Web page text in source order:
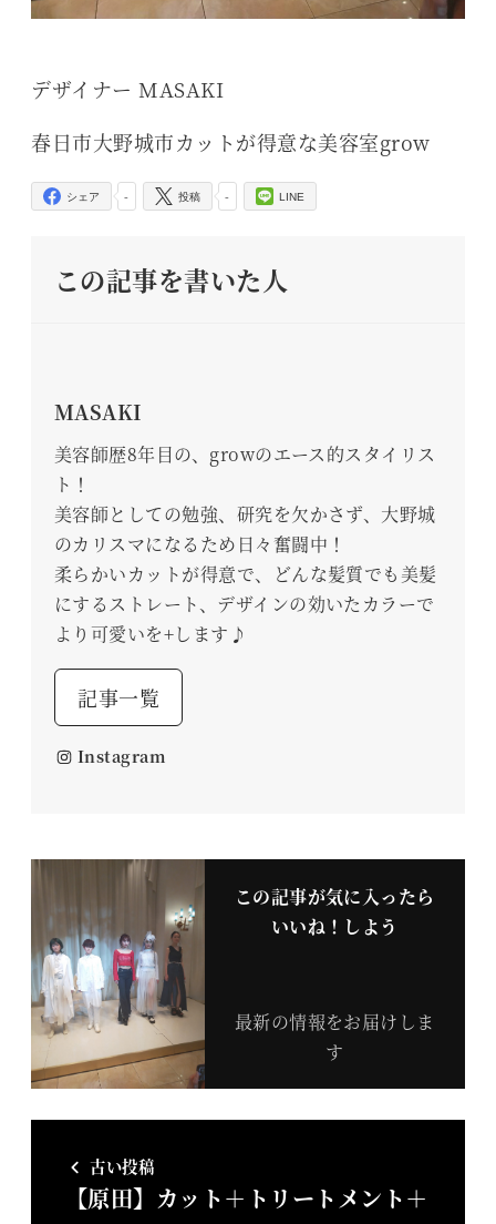
デザイナー MASAKI
春日市大野城市カットが得意な美容室grow
-
シェア -
投稿 LINE
この記事を書いた人
MASAKI
美容師歴8年目の、growのエース的スタイリス
ト！
美容師としての勉強、研究を欠かさず、大野城
のカリスマになるため日々奮闘中！
柔らかいカットが得意で、どんな髪質でも美髪
にするストレート、デザインの効いたカラーで
より可愛いを+します♪
記事一覧
Instagram
この記事が気に入ったら
いいね！しよう
最新の情報をお届けしま
す
古い投稿
【原田】カット＋トリートメント＋